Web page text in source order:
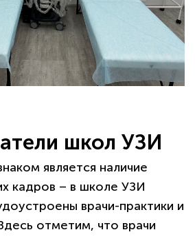
школ УЗИ
является наличие
кадров – в школе УЗИ
врачи-практики и
отметим, что врачи